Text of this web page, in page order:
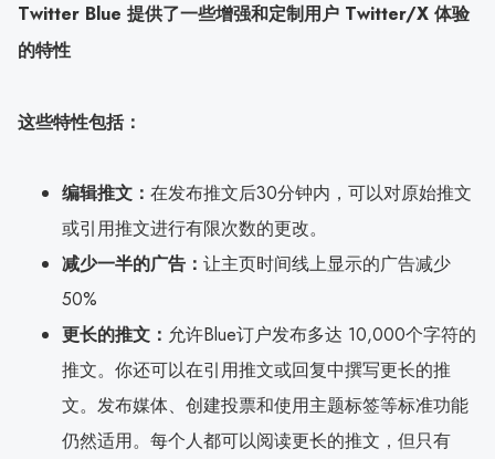
Twitter Blue 提供了一些增强和定制用户 Twitter/X 体验
的特性
这些特性包括：
编辑推文： 在发布推文后30分钟内，可以对原始推文
或引用推文进行有限次数的更改。
减少一半的广告： 让主页时间线上显示的广告减少
50%
更长的推文： 允许Blue订户发布多达 10,000个字符的
推文。你还可以在引用推文或回复中撰写更长的推
文。发布媒体、创建投票和使用主题标签等标准功能
仍然适用。每个人都可以阅读更长的推文，但只有